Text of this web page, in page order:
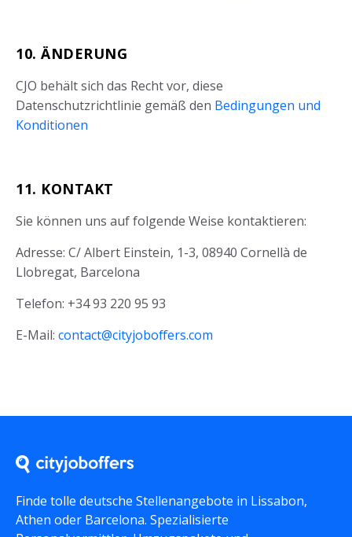
10. ÄNDERUNG
CJO behält sich das Recht vor, diese
Datenschutzrichtlinie gemäß den Bedingungen und
Konditionen
11. KONTAKT
Sie können uns auf folgende Weise kontaktieren:
Adresse: C/ Albert Einstein, 1-3, 08940 Cornellà de
Llobregat, Barcelona
Telefon: +34 93 220 95 93
E-Mail: contact@cityjoboffers.com
Finde tolle deutsche Stellenangebote in Lissabon,
Athen oder Barcelona. Spezialisierte